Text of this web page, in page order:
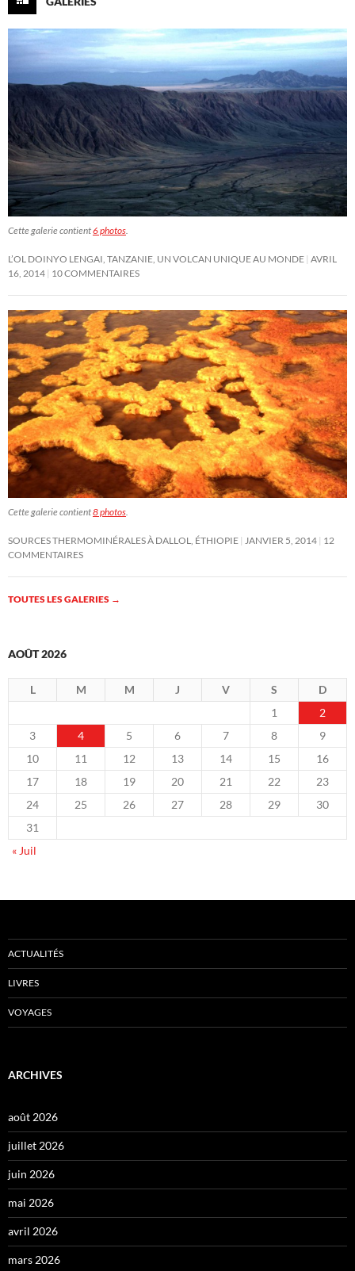
Cette galerie contient6 photos.
L’OL DOINYO LENGAI, TANZANIE, UN VOLCAN UNIQUE AU MONDE AVRIL
16, 2014 10 COMMENTAIRES
Cette galerie contient8 photos.
SOURCES THERMOMINÉRALES À DALLOL, ÉTHIOPIE JANVIER 5, 2014 12
COMMENTAIRES
TOUTES LES GALERIES →
AOÛT 2026
L M M J V S
D
1
2
3
4 5 6 7 8
9
10
11 12 13 14 15
16
17
18 19 20 21 22
23
24
25 26 27 28 29
30
31
« Juil
ACTUALITÉS
LIVRES
VOYAGES
ARCHIVES
août 2026
juillet 2026
juin 2026
mai 2026
avril 2026
mars 2026